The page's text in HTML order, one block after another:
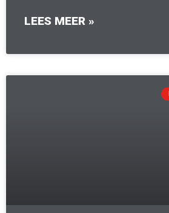
LEES MEER »